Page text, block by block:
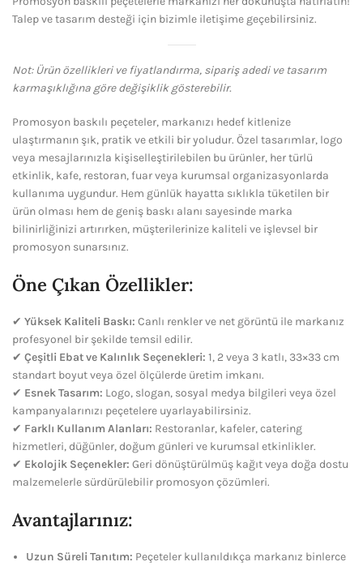
Talep ve tasarım desteği için bizimle iletişime geçebilirsiniz.
Not: Ürün özellikleri ve fiyatlandırma, sipariş adedi ve tasarım
karmaşıklığına göre değişiklik gösterebilir.
Promosyon baskılı peçeteler, markanızı hedef kitlenize
ulaştırmanın şık, pratik ve etkili bir yoludur. Özel tasarımlar, logo
veya mesajlarınızla kişiselleştirilebilen bu ürünler, her türlü
etkinlik, kafe, restoran, fuar veya kurumsal organizasyonlarda
kullanıma uygundur. Hem günlük hayatta sıklıkla tüketilen bir
ürün olması hem de geniş baskı alanı sayesinde marka
bilinirliğinizi artırırken, müşterilerinize kaliteli ve işlevsel bir
promosyon sunarsınız.
Öne Çıkan Özellikler:
✔ Yüksek Kaliteli Baskı: Canlı renkler ve net görüntü ile markanız
profesyonel bir şekilde temsil edilir.
✔ Çeşitli Ebat ve Kalınlık Seçenekleri: 1, 2 veya 3 katlı, 33×33 cm
standart boyut veya özel ölçülerde üretim imkanı.
✔ Esnek Tasarım: Logo, slogan, sosyal medya bilgileri veya özel
kampanyalarınızı peçetelere uyarlayabilirsiniz.
✔ Farklı Kullanım Alanları: Restoranlar, kafeler, catering
hizmetleri, düğünler, doğum günleri ve kurumsal etkinlikler.
✔ Ekolojik Seçenekler: Geri dönüştürülmüş kağıt veya doğa dostu
malzemelerle sürdürülebilir promosyon çözümleri.
Avantajlarınız:
Uzun Süreli Tanıtım: Peçeteler kullanıldıkça markanız binlerce